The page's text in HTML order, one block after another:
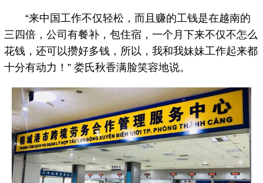
“来中国工作不仅轻松，而且赚的工钱是在越南的
三四倍，公司有餐补，包住宿，一个月下来不仅不怎么
花钱，还可以攒好多钱，所以，我和我妹妹工作起来都
十分有动力！” 娄氏秋香满脸笑容地说。